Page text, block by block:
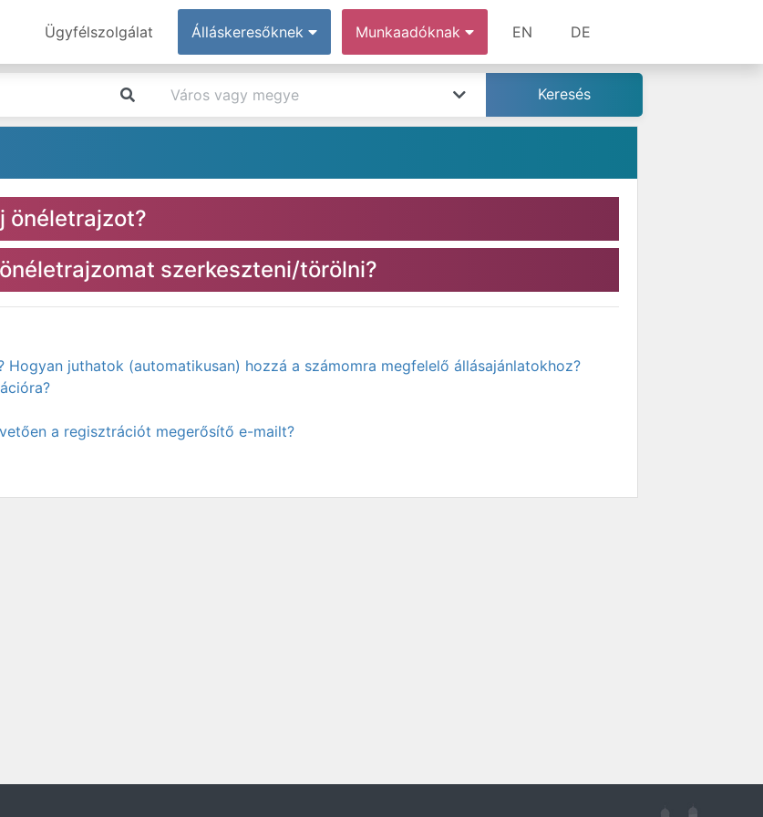
Ügyfélszolgálat Álláskeresőknek Munkaadóknak EN DE
önéletrajzot?
szerkeszteni/törölni?
Hogyan juthatok (automatikusan) hozzá a számomra megfelelő állásajánlatokhoz?
a regisztrációt megerősítő e-mailt?